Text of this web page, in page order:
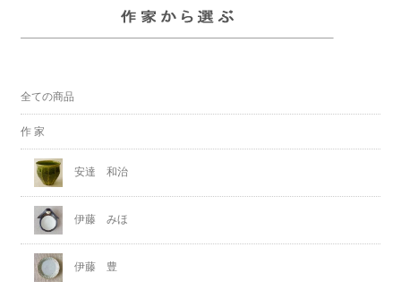
全ての商品
作 家
安達 和治
伊藤 みほ
伊藤 豊